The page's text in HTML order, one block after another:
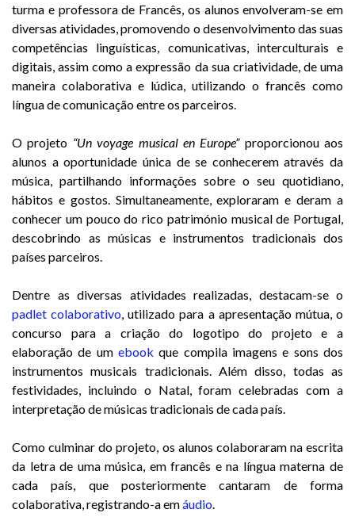
turma e professora de Francês, os alunos envolveram-se em
diversas atividades, promovendo o desenvolvimento das suas
competências linguísticas, comunicativas, interculturais e
digitais, assim como a expressão da sua criatividade, de uma
maneira colaborativa e lúdica, utilizando o francês como
língua de comunicação entre os parceiros.
O projeto “Un voyage musical en Europe”proporcionou aos
alunos a oportunidade única de se conhecerem através da
música, partilhando informações sobre o seu quotidiano,
hábitos e gostos. Simultaneamente, exploraram e deram a
conhecer um pouco do rico património musical de Portugal,
descobrindo as músicas e instrumentos tradicionais dos
países parceiros.
Dentre as diversas atividades realizadas, destacam-se o
padlet colaborativo, utilizado para a apresentação mútua, o
concurso para a criação do logotipo do projeto e a
elaboração de um ebook que compila imagens e sons dos
instrumentos musicais tradicionais. Além disso, todas as
festividades, incluindo o Natal, foram celebradas com a
interpretação de músicas tradicionais de cada país.
Como culminar do projeto, os alunos colaboraram na escrita
da letra de uma música, em francês e na língua materna de
cada país, que posteriormente cantaram de forma
colaborativa, registrando-a emáudio.